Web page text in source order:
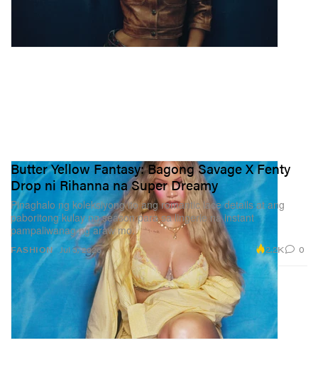
FASHION
Butter Yellow Fantasy: Bagong Savage X Fenty
Drop ni Rihanna na Super Dreamy
Pinaghalo ng koleksiyong ito ang romantic lace details at ang
paboritong kulay ng season para sa lingerie na instant
pampaliwanag ng araw mo.
Jul 3, 2026 2.2K 0